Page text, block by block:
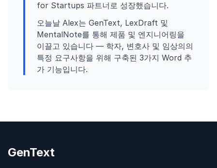
for Startups 파트너로 성장했습니다.
오늘날 Alex는 GenText, LexDraft 및
MentalNote를 통해 제품 및 엔지니어링을
이끌고 있습니다 — 학자, 변호사 및 임상의의
특정 요구사항을 위해 구축된 3가지 Word 추
가 기능입니다.
GenText